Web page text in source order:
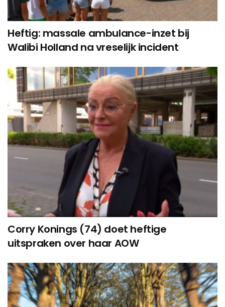
Heftig: massale ambulance-inzet bij
Walibi Holland na vreselijk incident
Corry Konings (74) doet heftige
uitspraken over haar AOW